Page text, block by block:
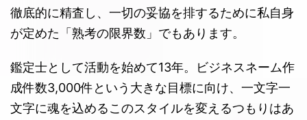
徹底的に精査し、一切の妥協を排するために私自身
が定めた「熟考の限界数」でもあります。
鑑定士として活動を始めて13年。ビジネスネーム作
成件数3,000件という大きな目標に向け、一文字一
文字に魂を込めるこのスタイルを変えるつもりはあ